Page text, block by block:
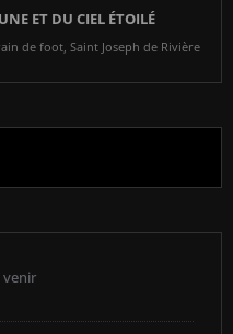
ET DU CIEL ÉTOILÉ
de foot, Saint Joseph de Rivière
venir